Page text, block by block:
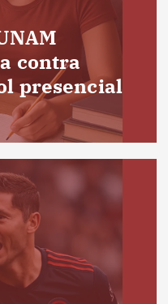
contra
presencial